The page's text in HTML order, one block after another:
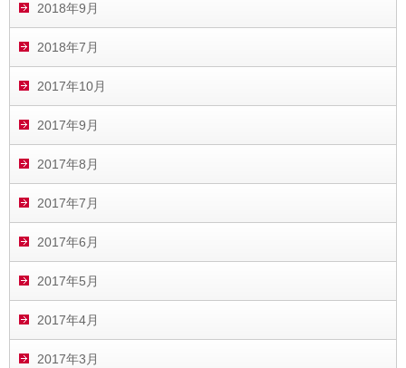
2018年9月
2018年7月
2017年10月
2017年9月
2017年8月
2017年7月
2017年6月
2017年5月
2017年4月
2017年3月